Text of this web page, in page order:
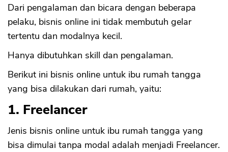
Dari pengalaman dan bicara dengan beberapa
pelaku, bisnis online ini tidak membutuh gelar
tertentu dan modalnya kecil.
Hanya dibutuhkan skill dan pengalaman.
Berikut ini bisnis online untuk ibu rumah tangga
yang bisa dilakukan dari rumah, yaitu:
1. Freelancer
Jenis bisnis online untuk ibu rumah tangga yang
bisa dimulai tanpa modal adalah menjadi Freelancer.